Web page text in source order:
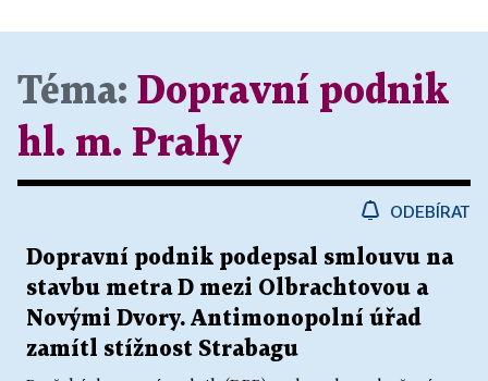
Téma: Dopravní podnik
hl. m. Prahy
ODEBÍRAT
Dopravní podnik podepsal smlouvu na
stavbu metra D mezi Olbrachtovou a
Novými Dvory. Antimonopolní úřad
zamítl stížnost Strabagu